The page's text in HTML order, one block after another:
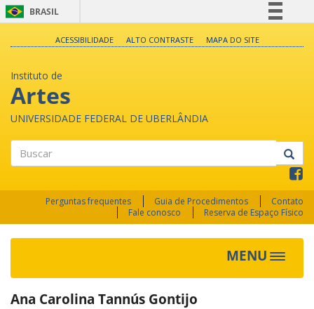
BRASIL
Legislação
Canais
ACESSIBILIDADE ALTO CONTRASTE MAPA DO SITE
Instituto de
Artes
UNIVERSIDADE FEDERAL DE UBERLÂNDIA
Perguntas frequentes Guia de Procedimentos
Contato
Fale conosco
Reserva de Espaço Físico
MENU
Toggle
Ana Carolina Tannús Gontijo